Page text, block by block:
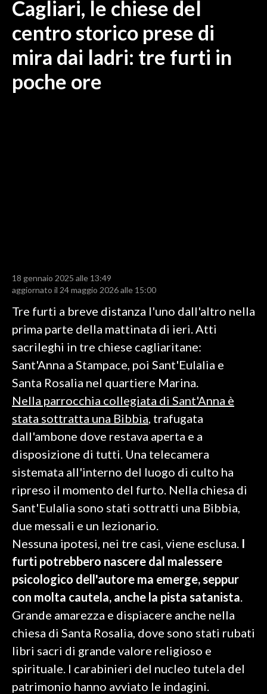
ITALIA
MONDO
POLITICA
ECONOMIA
BASKET
TENNIS
ALTRI SPORT
CULTURA
GOSSIP
SALUTE
SARDEGNA TURISMO
SARDI NEL MONDO
NOTIZIE
EVENTI
#CARAUNIONE
3 MINUTI CON
INSULARITÀ
INFO AZIENDE
Cagliari, le chiese del
centro storico prese di
mira dai ladri: tre furti in
poche ore
18 gennaio 2025 alle 13:49
aggiornato il 24 maggio 2026 alle 15:00
Tre furti a breve distanza l'uno dall'altro nella
prima parte della mattinata di ieri. Atti
sacrileghi in tre chiese cagliaritane:
Sant'Anna a Stampace, poi Sant'Eulalia e
Santa Rosalia nel quartiere Marina.
Nella parrocchia collegiata di Sant'Anna è
stata sottratta una Bibbia, trafugata
dall'ambone dove restava aperta e a
disposizione di tutti. Una telecamera
sistemata all'interno del luogo di culto ha
ripreso il momento del furto. Nella chiesa di
Sant'Eulalia sono stati sottratti una Bibbia,
due messali e un lezionario.
Nessuna ipotesi, nei tre casi, viene esclusa. I
furti potrebbero nascere dal malessere
psicologico dell'autore ma emerge, seppur
con molta cautela, anche la pista satanista.
Grande amarezza e dispiacere anche nella
chiesa di Santa Rosalia, dove sono stati rubati
libri sacri di grande valore religioso e
spirituale. I carabinieri del nucleo tutela del
patrimonio hanno avviato le indagini.